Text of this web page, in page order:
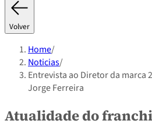
Volver
Home/
Noticias/
Entrevista ao Diretor da marca
Jorge Ferreira
Atualidade do